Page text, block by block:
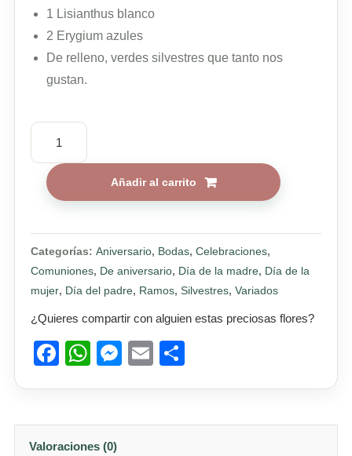
1 Lisianthus blanco
2 Erygium azules
De relleno, verdes silvestres que tanto nos
gustan.
Ramo
flores
Mediterráneo
Añadir al carrito
Categorías: Aniversario, Bodas, Celebraciones,
Comuniones, De aniversario, Día de la madre, Día de la
mujer, Día del padre, Ramos, Silvestres, Variados
¿Quieres compartir con alguien estas preciosas flores?
Facebook
WhatsApp
Messenger
Email
Valoraciones (0)